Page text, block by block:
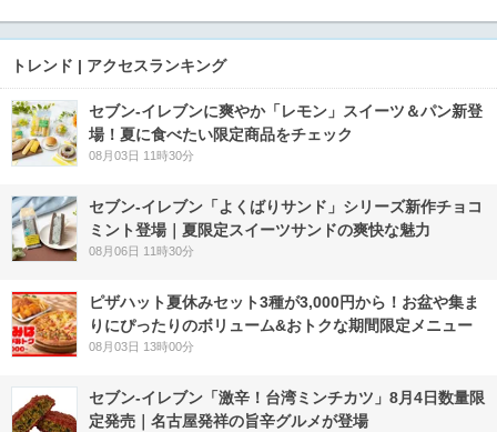
トレンド | アクセスランキング
セブン‐イレブンに爽やか「レモン」スイーツ＆パン新登
場！夏に食べたい限定商品をチェック
08月03日 11時30分
セブン‐イレブン「よくばりサンド」シリーズ新作チョコ
ミント登場｜夏限定スイーツサンドの爽快な魅力
08月06日 11時30分
ピザハット夏休みセット3種が3,000円から！お盆や集ま
りにぴったりのボリューム&おトクな期間限定メニュー
08月03日 13時00分
セブン-イレブン「激辛！台湾ミンチカツ」8月4日数量限
定発売｜名古屋発祥の旨辛グルメが登場